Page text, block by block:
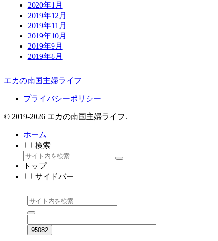
2020年1月
2019年12月
2019年11月
2019年10月
2019年9月
2019年8月
エカの南国主婦ライフ
プライバシーポリシー
© 2019-2026 エカの南国主婦ライフ.
ホーム
検索
トップ
サイドバー